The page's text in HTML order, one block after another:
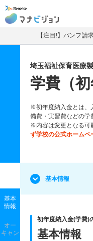
マナビジョ
【注目!】パンフ請
埼玉福祉保育医療
学費（初
※初年度納入金とは、
備費・実習費などの学
※内容は変更となる可
ず学校の公式ホームペ
基本
情報
オー
キャン
基本情報
初年度納入金(学費)
基本情報